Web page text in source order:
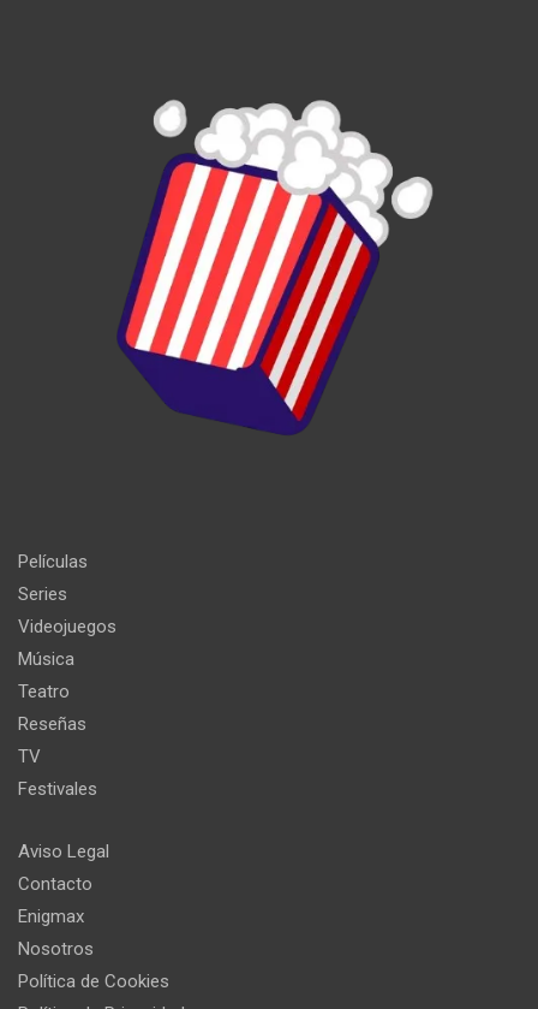
Películas
Series
Videojuegos
Música
Teatro
Reseñas
TV
Festivales
Aviso Legal
Contacto
Enigmax
Nosotros
Política de Cookies